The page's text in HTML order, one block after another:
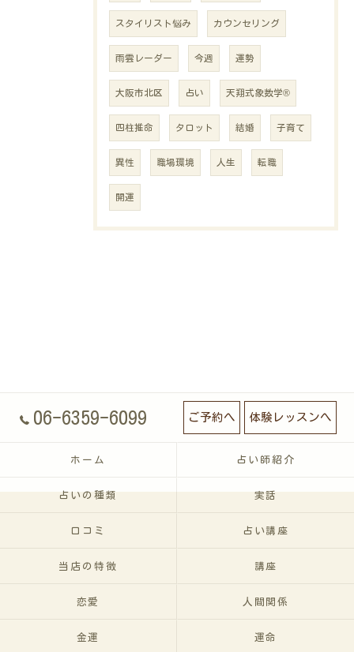
スタイリスト悩み カウンセリング
雨雲レーダー 今週 運勢
大阪市北区 占い 天翔式象数学®
四柱推命 タロット 結婚 子育て
異性 職場環境 人生 転職
開運
06-6359-6099 ご予約へ 体験レッスンへ
ホーム 占い師紹介
占いの種類 実話
口コミ 占い講座
当店の特徴 講座
恋愛 人間関係
金運 運命